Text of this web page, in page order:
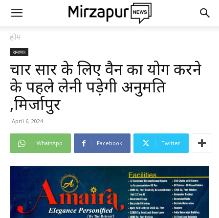
होम
समाचार
प्रचार प्रसार के लिए वैन का प्रयोग करने
के पहले लेनी पड़ेगी अनुमति
,मिर्जापुर
April 6, 2024
WhatsApp Facebook Twitter